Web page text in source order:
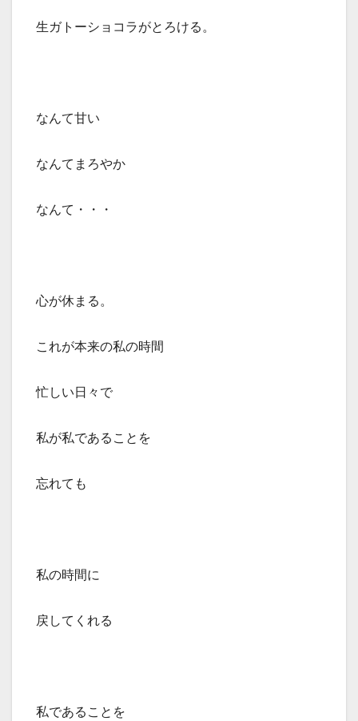
生ガトーショコラがとろける。
なんて甘い
なんてまろやか
なんて・・・
心が休まる。
これが本来の私の時間
忙しい日々で
私が私であることを
忘れても
私の時間に
戻してくれる
私であることを